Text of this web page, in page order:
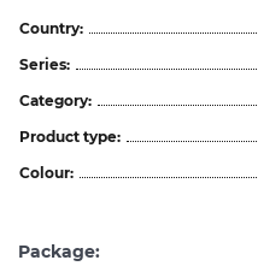
Country:
Series:
Category:
Product type:
Colour:
Package: